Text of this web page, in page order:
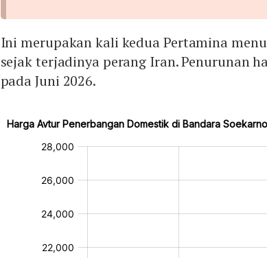
Ini merupakan kali kedua Pertamina
sejak terjadinya perang Iran. Penurunan
pada Juni 2026.